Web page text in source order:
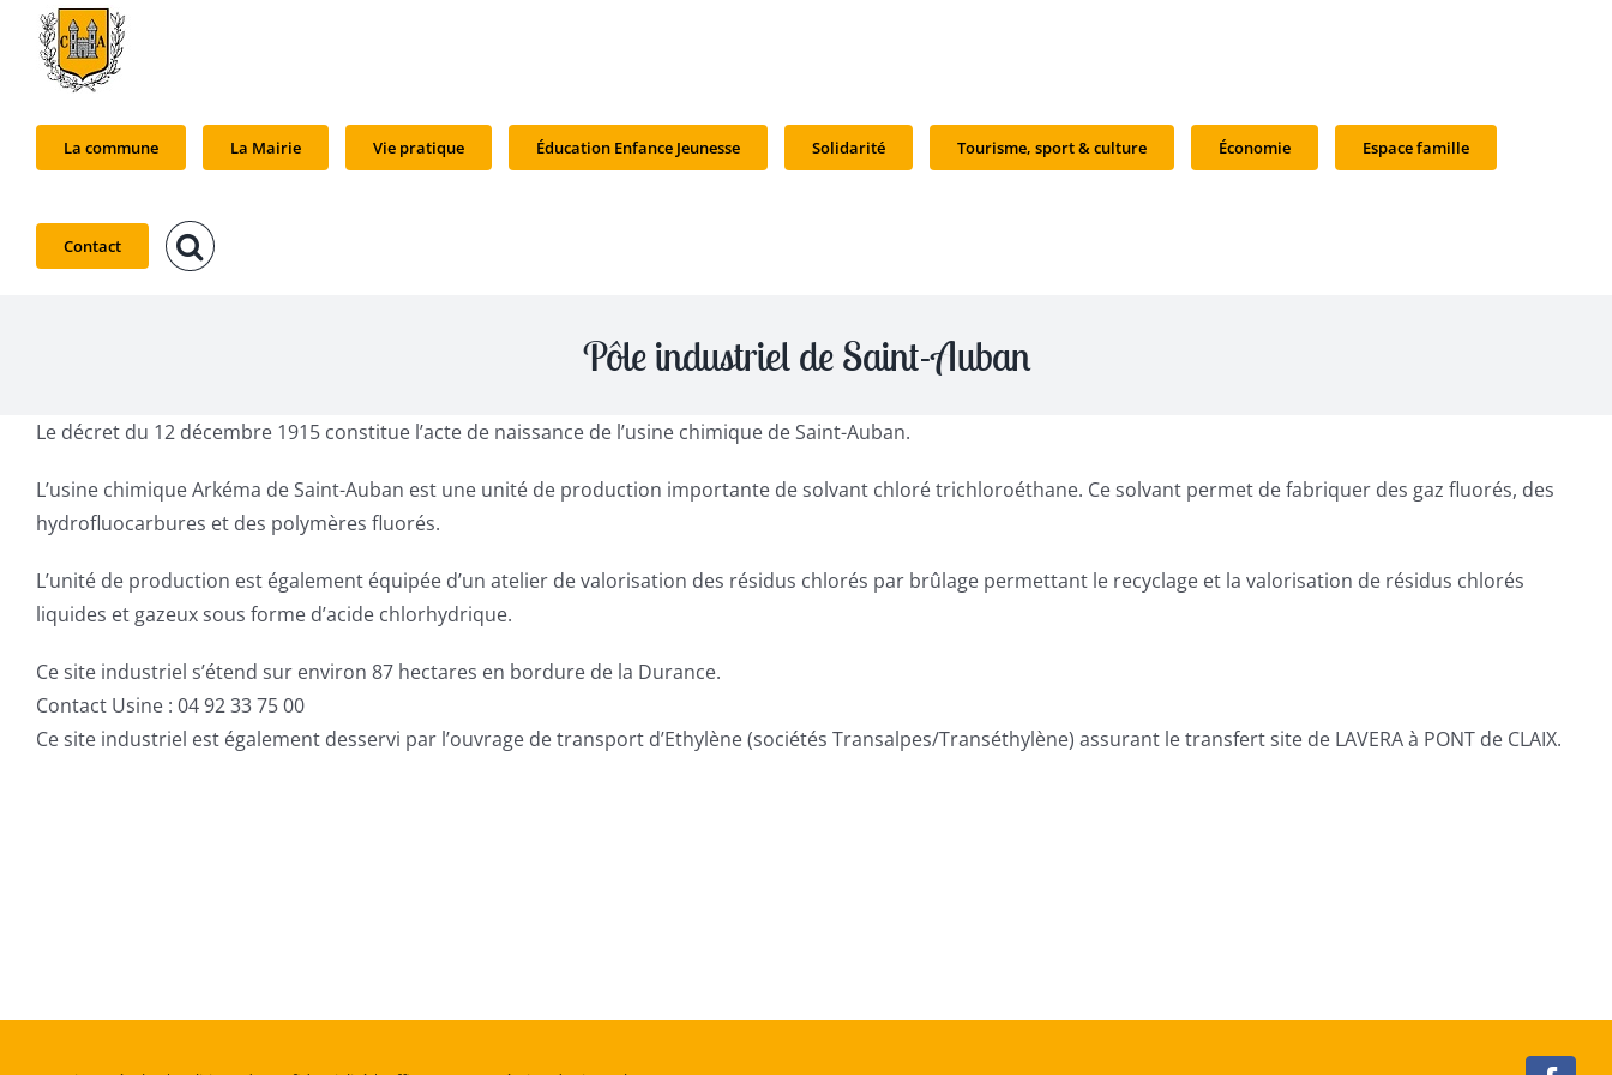
Passer
contenu
La commune La Mairie Vie pratique Éducation Enfance Jeunesse Solidarité Tourisme, sport & culture Économie Espace famille
Contact
Pôle industriel de Saint-Auban
Le décret du 12 décembre 1915 constitue l’acte de naissance de l’usine chimique de Saint-Auban.
L’usine chimique Arkéma de Saint-Auban est une unité de production importante de solvant chloré trichloroéthane. Ce solvant permet de fabriquer des gaz fluorés, des
hydrofluocarbures et des polymères fluorés.
L’unité de production est également équipée d’un atelier de valorisation des résidus chlorés par brûlage permettant le recyclage et la valorisation de résidus chlorés
liquides et gazeux sous forme d’acide chlorhydrique.
Ce site industriel s’étend sur environ 87 hectares en bordure de la Durance.
Contact Usine : 04 92 33 75 00
Ce site industriel est également desservi par l’ouvrage de transport d’Ethylène (sociétés Transalpes/Transéthylène) assurant le transfert site de LAVERA à PONT de CLAIX.